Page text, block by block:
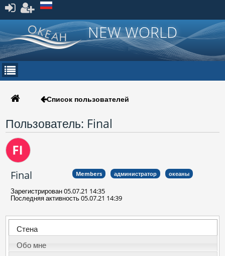
Зарегистрироваться
NEW WORLD
Список пользователей
Пользователь: Final
Final Members администратор океаны
Зарегистрирован 05.07.21 14:35
Последняя активность 05.07.21 14:39
Стена
Обо мне